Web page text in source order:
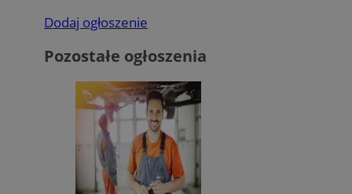
Dodaj ogłoszenie
Pozostałe ogłoszenia